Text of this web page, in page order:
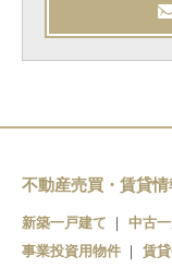
不動産売買・賃貸
新築一戸建て 中古
事業投資用物件
賃